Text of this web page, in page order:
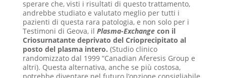
sperare che, visti i risultati di questo trattamento,
andrebbe studiato e valutato meglio per tutti i
pazienti di questa rara patologia, e non solo per i
Testimoni di Geova, il Plasma-Exchangecon il
Criosurnatante deprivato del Crioprecipitato al
posto del plasma intero. (Studio clinico
randomizzato dal 1999 “Canadian Aferesis Group e
altri). Questa alternativa, anche se più costosa,